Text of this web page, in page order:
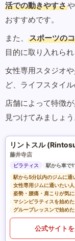
活での動きやすさや
おすすめです。
また、
スポーツの
目的に取り入れら
女性専用スタジオ
ど、ライフスタイ
店舗によって特徴
見つけてみましょう
リントスル
藤井寺店
ピラティス
駅から車で
駅から5分以内のジムに通
女性専用ジムに通いたい人
姿勢・腰痛・肩こりが気
マシンピラティスを始め
グループレッスンで始め
公式サイト